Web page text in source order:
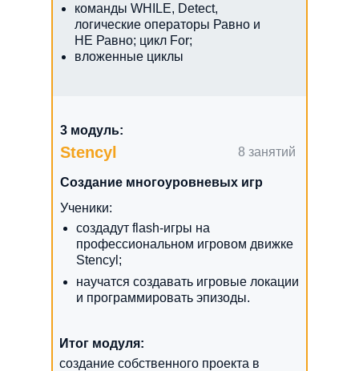
3 модуль:
8 занятий
Stencyl
создание собственного проекта в
Создание многоуровневых игр
Итог модуля:
Ученики:
создадут flash-игры на
профессиональном игровом движке
Stencyl;
научатся создавать игровые локации
и программировать эпизоды.
команды WHILE, Detect,
логические операторы Равно и
НЕ Равно; цикл For;
вложенные циклы